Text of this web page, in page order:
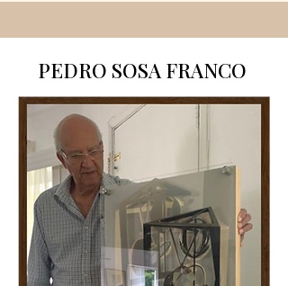
PEDRO SOSA FRANCO